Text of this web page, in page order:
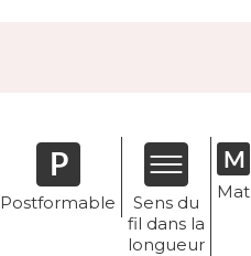
Postformable
Sens du
fil dans la
longueur
Mat